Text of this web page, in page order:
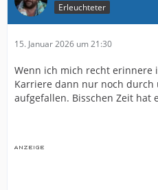
Erleuchteter
15. Januar 2026 um 21:30
Wenn ich mich recht erinnere
Karriere dann nur noch
aufgefallen. Bisschen Zeit hat